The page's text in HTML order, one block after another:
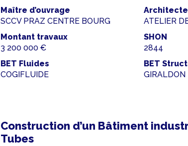
Maître d’ouvrage
SCCV PRAZ CENTRE BOURG
Architecte
ATELIER
Montant travaux
3 200 000 €
SHON
2844
BET Fluides
COGIFLUIDE
BET
GIRALDON
Construction d’un Bâtiment
Tubes